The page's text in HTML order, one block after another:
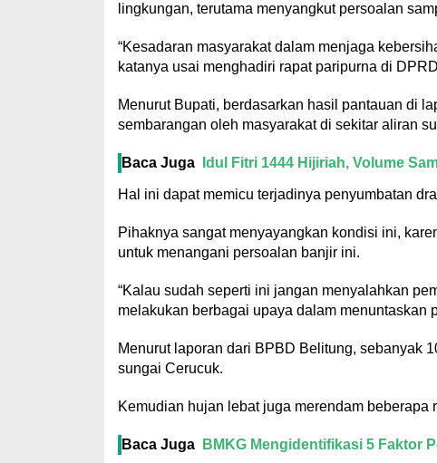
lingkungan, terutama menyangkut persoalan
“Kesadaran masyarakat dalam menjaga
katanya usai menghadiri rapat paripurna di
Menurut Bupati, berdasarkan hasil pantauan di
sembarangan oleh masyarakat di sekitar aliran
Baca Juga Idul Fitri 1444 Hijiriah, Volume
Hal ini dapat memicu terjadinya penyumbatan
Pihaknya sangat menyayangkan kondisi ini,
untuk menangani persoalan banjir ini.
“Kalau sudah seperti ini jangan menyalahkan
melakukan berbagai upaya dalam menuntaskan
Menurut laporan dari BPBD Belitung, sebanyak
sungai Cerucuk.
Kemudian hujan lebat juga merendam
Baca Juga BMKG Mengidentifikasi 5 Faktor